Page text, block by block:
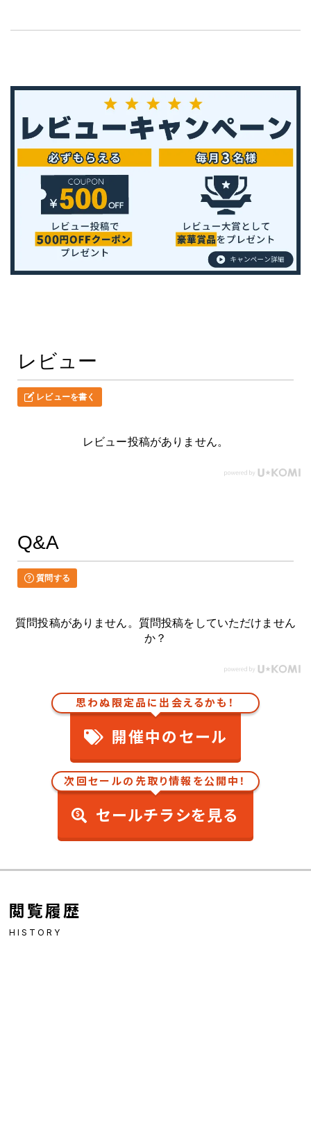
レビュー
レビューを書く
レビュー投稿がありません。
Q&A
質問する
質問投稿がありません。質問投稿をしていただけません
か？
思わぬ限定品に出会えるかも！
開催中のセール
次回セールの先取り情報を公開中！
セールチラシを見る
閲覧履歴
HISTORY